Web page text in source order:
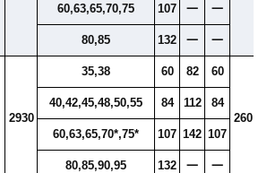
60,63,65,70,75 107 一 一
80,85 132 一 一
2930
35,38 60 82 60
260
40,42,45,48,50,55 84 112 84
60,63,65,70*,75* 107 142 107
80,85,90,95 132 一 一